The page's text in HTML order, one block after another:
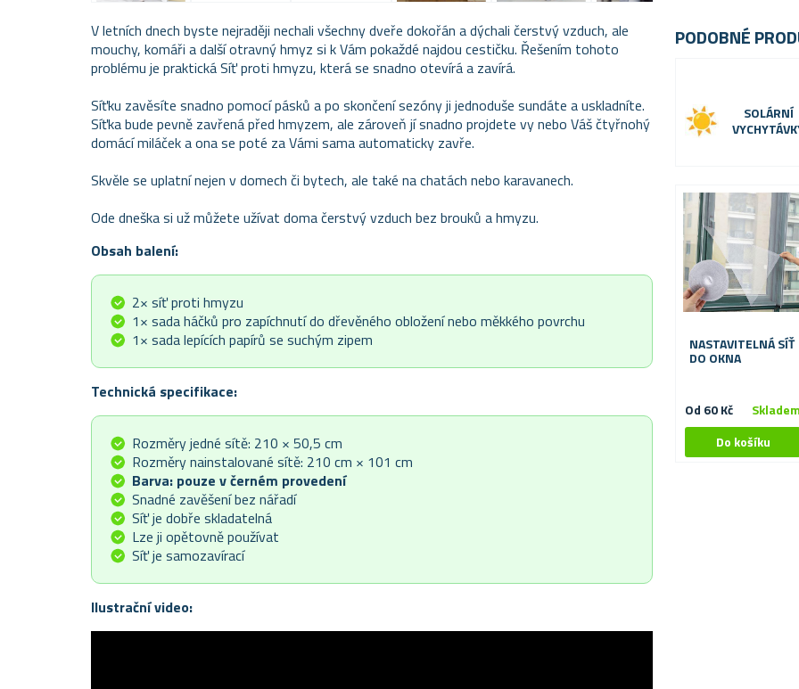
V letních dnech byste nejraději nechali všechny dveře dokořán a dýchali čerstvý vzduch, ale
mouchy, komáři a další otravný hmyz si k Vám pokaždé najdou cestičku. Řešením tohoto
problému je praktická Síť proti hmyzu, která se snadno otevírá a zavírá.
Síťku zavěsíte snadno pomocí pásků a po skončení sezóny ji jednoduše sundáte a uskladníte.
Síťka bude pevně zavřená před hmyzem, ale zároveň jí snadno projdete vy nebo Váš čtyřnohý
domácí miláček a ona se poté za Vámi sama automaticky zavře.
Skvěle se uplatní nejen v domech či bytech, ale také na chatách nebo karavanech.
Ode dneška si už můžete užívat doma čerstvý vzduch bez brouků a hmyzu.
Obsah balení:
2× síť proti hmyzu
1× sada háčků pro zapíchnutí do dřevěného obložení nebo měkkého povrchu
1× sada lepících papírů se suchým zipem
Technická specifikace:
Rozměry jedné sítě: 210 × 50,5 cm
Rozměry nainstalované sítě: 210 cm × 101 cm
Barva: pouze v černém provedení
Snadné zavěšení bez nářadí
Síť je dobře skladatelná
Lze ji opětovně používat
Síť je samozavírací
Ilustrační video:
PODOBNÉ
SOLÁRNÍ
NASTAVITELNÁ SÍŤ
DO OKNA
Od 60 Kč